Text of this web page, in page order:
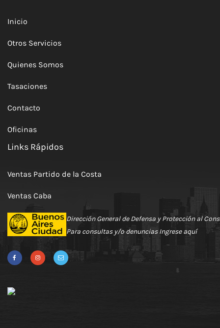
Inicio
Otros Servicios
Quienes Somos
Tasaciones
Contacto
Oficinas
Links Rápidos
Ventas Partido de la Costa
Ventas Caba
Dirección General de Defensa y Protección al
Para consultas y/o denunciasIngrese aquí